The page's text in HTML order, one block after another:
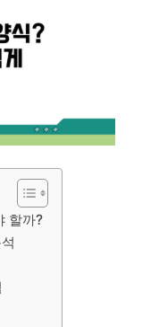
할까?